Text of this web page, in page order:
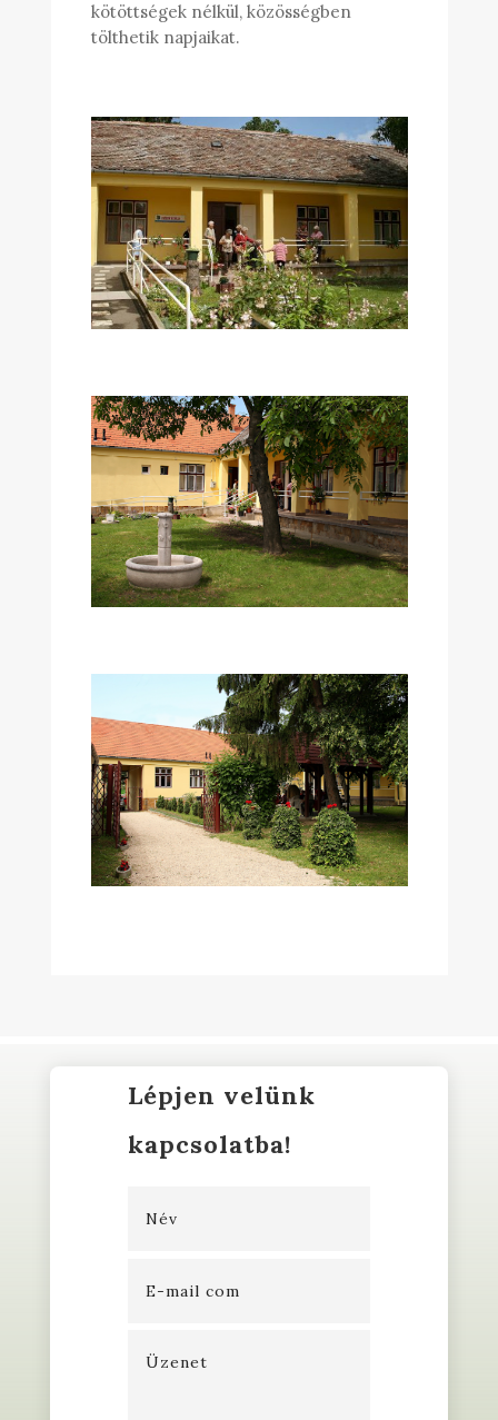
kötöttségek nélkül, közösségben
tölthetik napjaikat.
Lépjen velünk
kapcsolatba!